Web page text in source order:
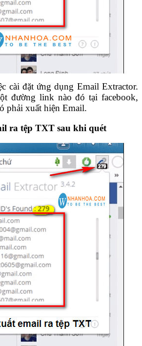
cài đặt ứng dụng Email Extractor.
đường link nào đó tại facebook,
phải xuất hiện Email.
ra tệp TXT sau khi quét